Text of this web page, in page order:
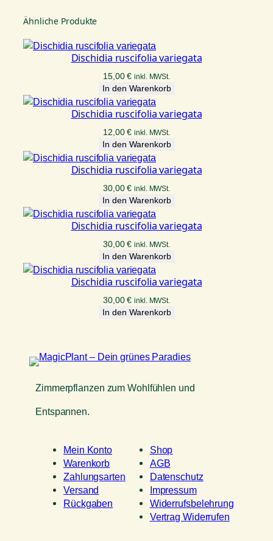
Ähnliche Produkte
Dischidia ruscifolia variegata
15,00€ inkl. MWSt.
In den Warenkorb
Dischidia ruscifolia variegata
12,00€ inkl. MWSt.
In den Warenkorb
Dischidia ruscifolia variegata
30,00€ inkl. MWSt.
In den Warenkorb
Dischidia ruscifolia variegata
30,00€ inkl. MWSt.
In den Warenkorb
Dischidia ruscifolia variegata
30,00€ inkl. MWSt.
In den Warenkorb
Zimmerpflanzen zum Wohlfühlen und
Entspannen.
Mein Konto
Warenkorb
Zahlungsarten
Versand
Rückgaben
Shop
AGB
Datenschutz
Impressum
Widerrufsbelehrung
Vertrag Widerrufen